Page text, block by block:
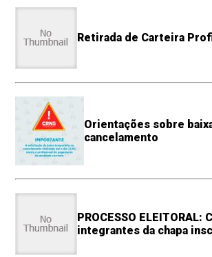
Retirada de Carteira
Orientações sobre
cancelamento
PROCESSO ELEITORAL:
integrantes da chapa